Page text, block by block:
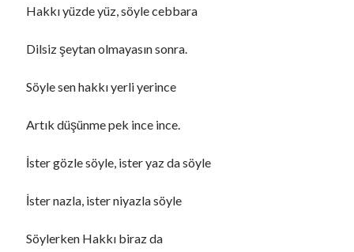
Hakkı yüzde yüz, söyle cebbara
Dilsiz şeytan olmayasın sonra.
Söyle sen hakkı yerli yerince
Artık düşünme pek ince ince.
İster gözle söyle, ister yaz da söyle
İster nazla, ister niyazla söyle
Söylerken Hakkı biraz da